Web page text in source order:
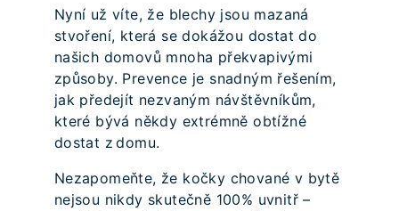
Nyní už víte, že blechy jsou mazaná
stvoření, která se dokážou dostat do
našich domovů mnoha překvapivými
způsoby. Prevence je snadným řešením,
jak předejít nezvaným návštěvníkům,
které bývá někdy extrémně obtížné
dostat z domu.
Nezapomeňte, že kočky chované v bytě
nejsou nikdy skutečně 100% uvnitř –